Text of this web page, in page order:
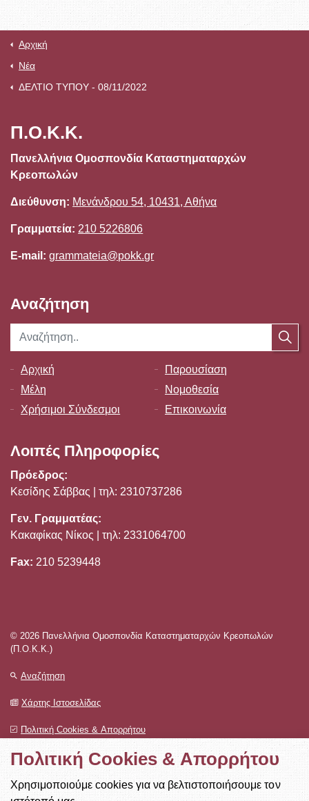
Αρχική
Νέα
ΔΕΛΤΙΟ ΤΥΠΟΥ - 08/11/2022
Π.Ο.Κ.Κ.
Πανελλήνια Ομοσπονδία Καταστηματαρχών
Κρεοπωλών
Διεύθυνση: Μενάνδρου 54, 10431, Αθήνα
Γραμματεία: 210 5226806
E-mail: grammateia@pokk.gr
Αναζήτηση
Αρχική
Παρουσίαση
Μέλη
Νομοθεσία
Χρήσιμοι Σύνδεσμοι
Επικοινωνία
Λοιπές Πληροφορίες
Πρόεδρος:
Κεσίδης Σάββας | τηλ: 2310737286
Γεν. Γραμματέας:
Κακαφίκας Νίκος | τηλ: 2331064700
Fax: 210 5239448
© 2026 Πανελλήνια Ομοσπονδία Καταστηματαρχών Κρεοπωλών
(Π.Ο.Κ.Κ.)
Αναζήτηση
Χάρτης Ιστοσελίδας
Πολιτική Cookies & Απορρήτου
Designed & Developed byNetBee
Πολιτική Cookies & Απορρήτου
Χρησιμοποιούμε cookies για να βελτιστοποιήσουμε τον